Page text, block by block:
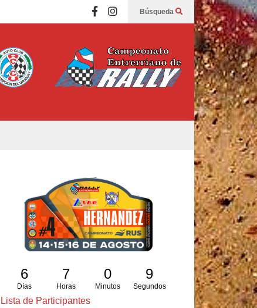
Búsqueda
6
Días
7
Horas
0
Minutos
8
Segundos
Lista de Participantes